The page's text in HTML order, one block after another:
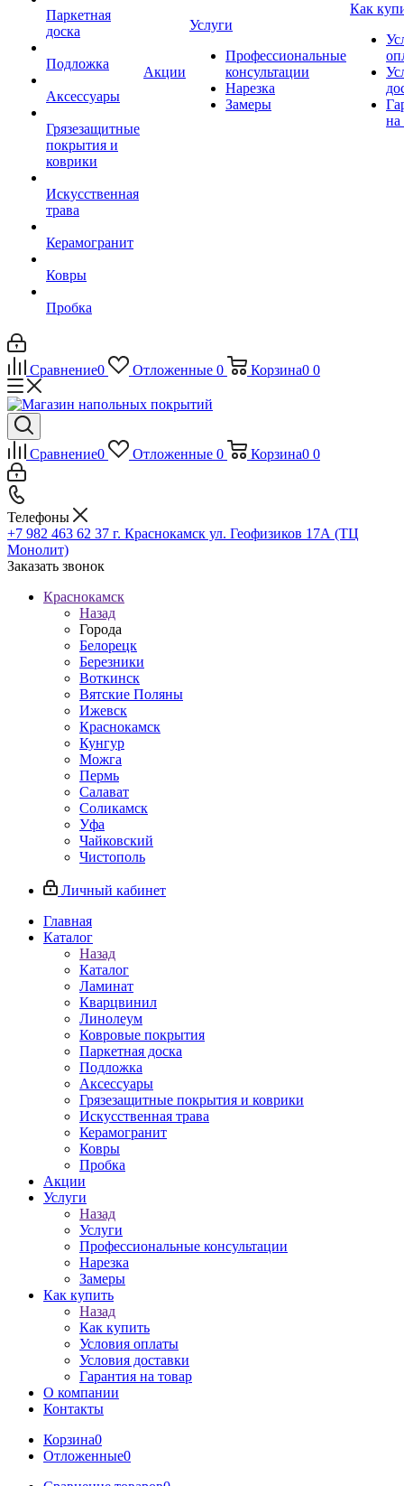
Паркетная
доска
Подложка
Аксессуары
Грязезащитные
покрытия и
коврики
Искусственная
трава
Керамогранит
Ковры
Пробка
Акции
Услуги
Профессиональные
консультации
Нарезка
Замеры
Как
на
Сравнение0 Отложенные 0 Корзина0 0
Сравнение0 Отложенные 0 Корзина0 0
Телефоны
+7 982 463 62 37 г. Краснокамск ул. Геофизиков 17А (ТЦ
Монолит)
Заказать звонок
Краснокамск
Назад
Города
Белорецк
Березники
Воткинск
Вятские Поляны
Ижевск
Краснокамск
Кунгур
Можга
Пермь
Салават
Соликамск
Уфа
Чайковский
Чистополь
Личный кабинет
Главная
Каталог
Назад
Каталог
Ламинат
Кварцвинил
Линолеум
Ковровые покрытия
Паркетная доска
Подложка
Аксессуары
Грязезащитные покрытия и коврики
Искусственная трава
Керамогранит
Ковры
Пробка
Акции
Услуги
Назад
Услуги
Профессиональные консультации
Нарезка
Замеры
Как купить
Назад
Как купить
Условия оплаты
Условия доставки
Гарантия на товар
О компании
Контакты
Корзина0
Отложенные0